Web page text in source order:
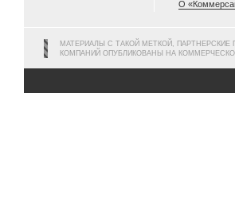
О
МАТЕРИАЛЫ С ТАКОЙ МЕТКОЙ, ПАРТНЕРСКИЕ
КОМПАНИЙ ОПУБЛИКОВАНЫ НА